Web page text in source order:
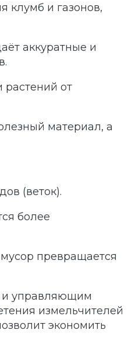
клумб и газонов,
аккуратные и
от
материал, а
(веток).
более
превращается
управляющим
измельчителей
экономить